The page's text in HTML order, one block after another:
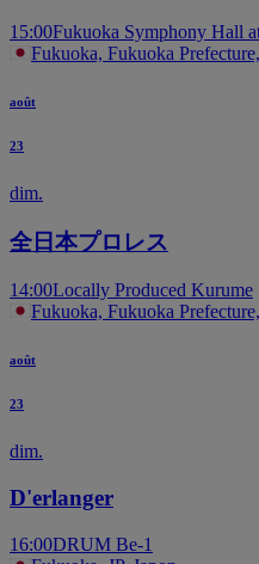
15:00Fukuoka Symphony Hall
Fukuoka, Fukuoka
août
23
dim.
全日本プロレス
14:00Locally Produced Kurume
Fukuoka, Fukuoka
août
23
dim.
D'erlanger
16:00DRUM Be-1